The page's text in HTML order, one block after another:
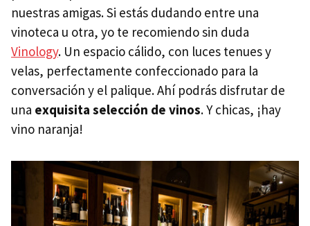
nuestras amigas. Si estás dudando entre una
vinoteca u otra, yo te recomiendo sin duda
Vinology. Un espacio cálido, con luces tenues y
velas, perfectamente confeccionado para la
conversación y el palique. Ahí podrás disfrutar de
una exquisita selección de vinos. Y chicas, ¡hay
vino naranja!